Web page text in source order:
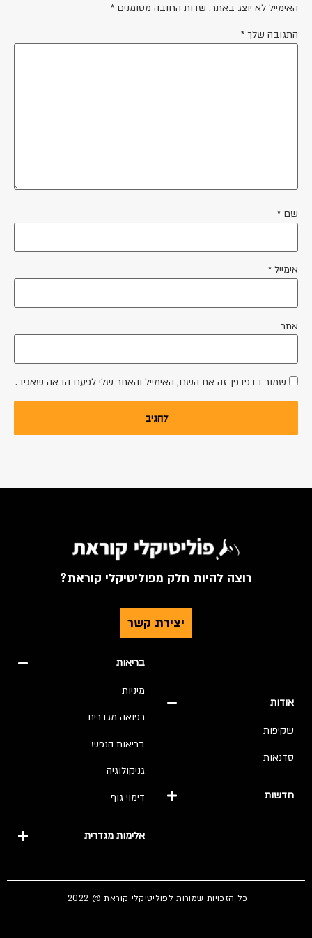
האימייל לא יוצג באתר. שדות החובה מסומנים *
התגובה שלך *
שם *
אימייל *
אתר
שמור בדפדפן זה את השם, האימייל והאתר שלי לפעם הבאה שאגיב.
רוצה להיות חלק מפוליטיקלי קוראת?
יצירת קשר
אודות
שקיפות
סדנאות
חדשות
בריאות
מיניות
רפואה מגדרית
בריאות הנפש
גניקולוגיה
דימוי גוף
אלימות מגדרית
כל הזכויות שמורות לפוליטיקלי קוראת @ 2022